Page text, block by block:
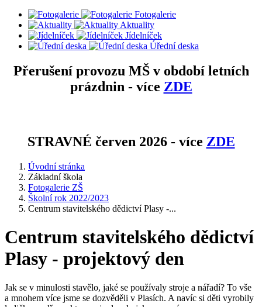
Fotogalerie
Aktuality
Jídelníček
Úřední deska
Přerušení provozu MŠ v období letních
prázdnin - více ZDE
STRAVNÉ červen 2026 - více ZDE
Úvodní stránka
Základní škola
Fotogalerie ZŠ
Školní rok 2022/2023
Centrum stavitelského dědictví Plasy -...
Centrum stavitelského dědictví
Plasy - projektový den
Jak se v minulosti stavělo, jaké se používaly stroje a nářadí? To vše
a mnohem více jsme se dozvěděli v Plasích. A navíc si děti vyrobily